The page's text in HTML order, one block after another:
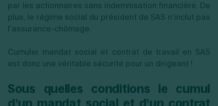
par les actionnaires sans indemnisation financière. De
plus, le régime social du président de SAS n’inclut pas
l’assurance-chômage.
Cumuler mandat social et contrat de travail en SAS
est donc une véritable sécurité pour un dirigeant !
Sous quelles conditions le cumul
d’un mandat social et d’un contrat